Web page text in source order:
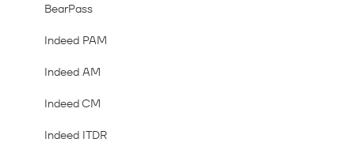
BearPass
Indeed PAM
Indeed AM
Indeed CM
Indeed ITDR